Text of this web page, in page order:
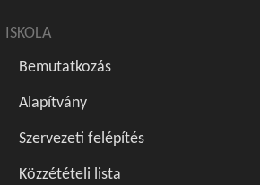
ISKOLA
Bemutatkozás
Alapítvány
Szervezeti felépítés
Közzétételi lista